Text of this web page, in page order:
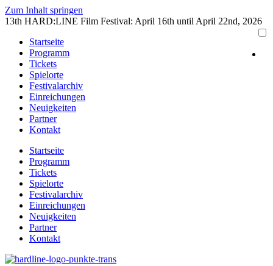
Zum Inhalt springen
13th HARD:LINE Film Festival: April 16th until April 22nd, 2026
Startseite
Programm
Tickets
Spielorte
Festivalarchiv
Einreichungen
Neuigkeiten
Partner
Kontakt
Startseite
Programm
Tickets
Spielorte
Festivalarchiv
Einreichungen
Neuigkeiten
Partner
Kontakt